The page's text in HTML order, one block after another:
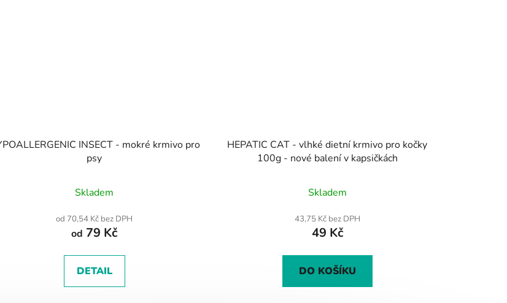
INSECT - mokré krmivo pro
psy
Skladem
od 70,54 Kč bez DPH
od 79 Kč
DETAIL
HEPATIC CAT - vlhké dietní krmivo pro kočky
100g - nové balení v kapsičkách
hodnocení
produktu
je
z
Skladem
43,75 Kč bez DPH
49 Kč
DO KOŠÍKU